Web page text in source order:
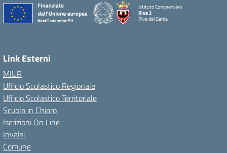
Istituto Comprensivo
Riva 2
Riva del Garda
Link Esterni
MIUR
Ufficio Scolastico Regionale
Ufficio Scolastico Territoriale
Scuola in Chiaro
Iscrizioni On Line
Invalsi
Comune